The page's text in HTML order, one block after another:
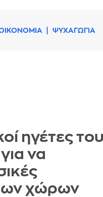
ΨΥΧΑΓΩΓΙΑ
ηγέτες του
να
χώρων